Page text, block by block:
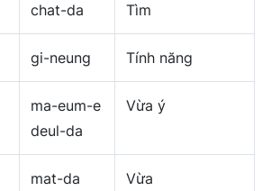
chat-da Tìm
gi-neung Tính năng
ma-eum-e
deul-da
Vừa ý
mat-da Vừa